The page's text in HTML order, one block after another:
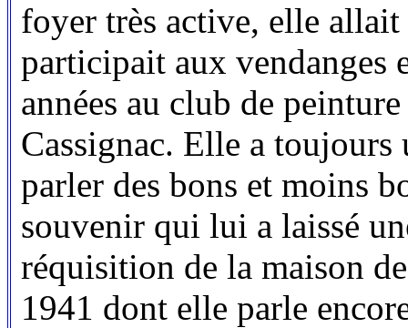
foyer très active, elle
participait aux vendanges
années au club de
Cassignac. Elle a
parler des bons et moins
souvenir qui lui a laissé
réquisition de la maison
1941 dont elle parle